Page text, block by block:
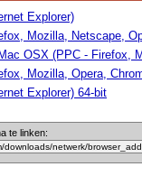
Explorer)
Mozilla, Netscape,
OSX (PPC - Firefox,
Mozilla, Opera,
Explorer) 64-bit
te linken: